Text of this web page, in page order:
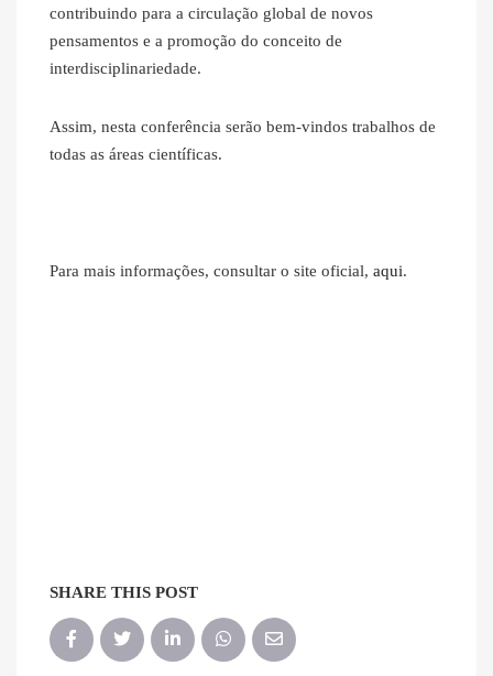
contribuindo para a circulação global de novos
pensamentos e a promoção do conceito de
interdisciplinariedade.
Assim, nesta conferência serão bem-vindos trabalhos de
todas as áreas científicas.
Para mais informações, consultar o site oficial, aqui.
SHARE THIS POST